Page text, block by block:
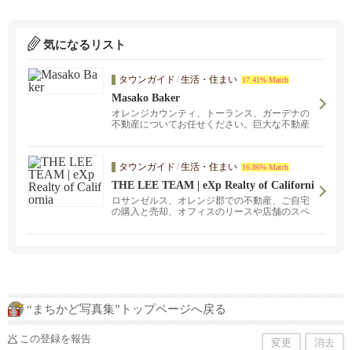
気になるリスト
タウンガイド /生活・住まい 17.41% Match
Masako Baker
オレンジカウンティ、トーランス、ガーデナの
不動産についてお任せください。巨大な不動産
す。 私は、日本で長年育った身として、日本人
のみなさまとのご縁をとても大事にしておりま
す。 不動産または、関連の情報、サービスにつ
いても何かお手伝いができることがあればと思
いますので、 気軽にご連絡ください。
タウンガイド /生活・住まい 16.86% Match
THE LEE TEAM | eXp Realty of Californi
a
ロサンゼルス、オレンジ郡での不動産、ご自宅
の購入と売却、オフィスのリースや店舗のスペ
“まちかど写真集”トップページへ戻る
この登録を報告 変更 消去